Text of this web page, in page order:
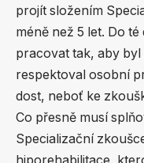
projít složením
méně než 5 let. Do té
pracovat tak, aby byl
respektoval osobní
dost, neboť ke
Co přesně musí
Specializační